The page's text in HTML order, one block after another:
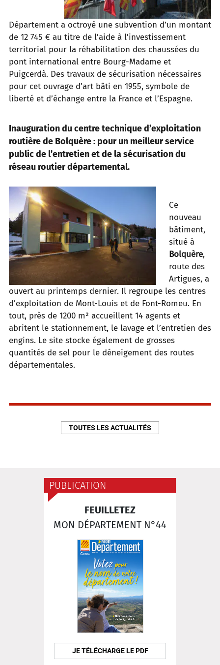
Département a octroyé une subvention d’un montant
de 12 745 € au titre de l’aide à l’investissement
territorial pour la réhabilitation des chaussées du
pont international entre Bourg-Madame et
Puigcerdà. Des travaux de sécurisation nécessaires
pour cet ouvrage d’art bâti en 1955, symbole de
liberté et d’échange entre la France et l’Espagne.
Inauguration du centre technique d’exploitation
routière de Bolquère : pour un meilleur service
public de l’entretien et de la sécurisation du
réseau routier départemental.
Ce
nouveau
bâtiment,
situé à
Bolquère,
route des
Artigues, a
ouvert au printemps dernier. Il regroupe les centres
d’exploitation de Mont-Louis et de Font-Romeu. En
tout, près de 1200 m² accueillent 14 agents et
abritent le stationnement, le lavage et l’entretien des
engins. Le site stocke également de grosses
quantités de sel pour le déneigement des routes
départementales.
TOUTES LES ACTUALITÉS
PUBLICATION
FEUILLETEZ
MON DÉPARTEMENT N°44
JE TÉLÉCHARGE LE PDF